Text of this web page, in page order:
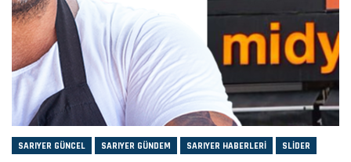
SARIYER GÜNCEL SARIYER GÜNDEM SARIYER HABERLERI SLIDER